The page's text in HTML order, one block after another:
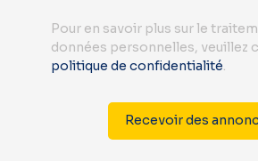
Pour en savoir plus sur le
données personnelles, veuillez
politique de confidentialité.
Recevoir des